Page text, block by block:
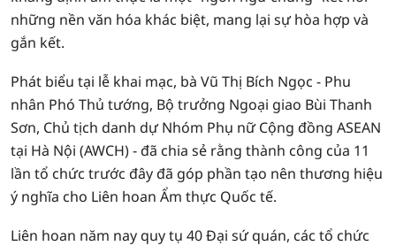
những nền văn hóa khác biệt, mang lại sự hòa hợp và
gắn kết.
Phát biểu tại lễ khai mạc, bà Vũ Thị Bích Ngọc - Phu
nhân Phó Thủ tướng, Bộ trưởng Ngoại giao Bùi Thanh
Sơn, Chủ tịch danh dự Nhóm Phụ nữ Cộng đồng ASEAN
tại Hà Nội (AWCH) - đã chia sẻ rằng thành công của 11
lần tổ chức trước đây đã góp phần tạo nên thương hiệu
ý nghĩa cho Liên hoan Ẩm thực Quốc tế.
Liên hoan năm nay quy tụ 40 Đại sứ quán, các tổ chức